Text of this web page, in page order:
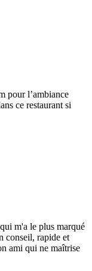
pour l’ambiance
ce restaurant si
m'a le plus marqué
conseil, rapide et
ami qui ne maîtrise